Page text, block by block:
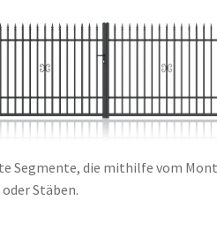
Segmente, die mithilfe vom
Stäben.